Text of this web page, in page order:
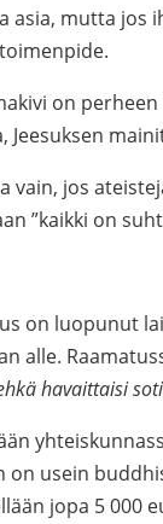
asia, mutta jos
on
Jeesuksen
vain, jos
”kaikki on
on luopunut
alle.
havaittaisi
usein
jopa 5 000